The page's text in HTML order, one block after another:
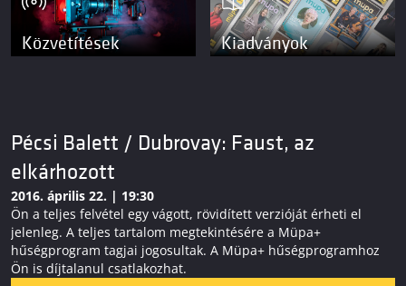
Közvetítések Kiadványok
Pécsi Balett / Dubrovay: Faust, az
elkárhozott
2016. április 22. | 19:30
Ön a teljes felvétel egy vágott, rövidített verzióját érheti el
jelenleg. A teljes tartalom megtekintésére a Müpa+
hűségprogram tagjai jogosultak. A Müpa+ hűségprogramhoz
Ön is díjtalanul csatlakozhat.